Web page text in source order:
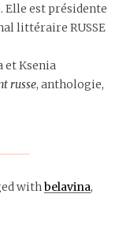
Elle est présidente
littéraire RUSSE
et Ksenia
russe, anthologie,
withbelavina,